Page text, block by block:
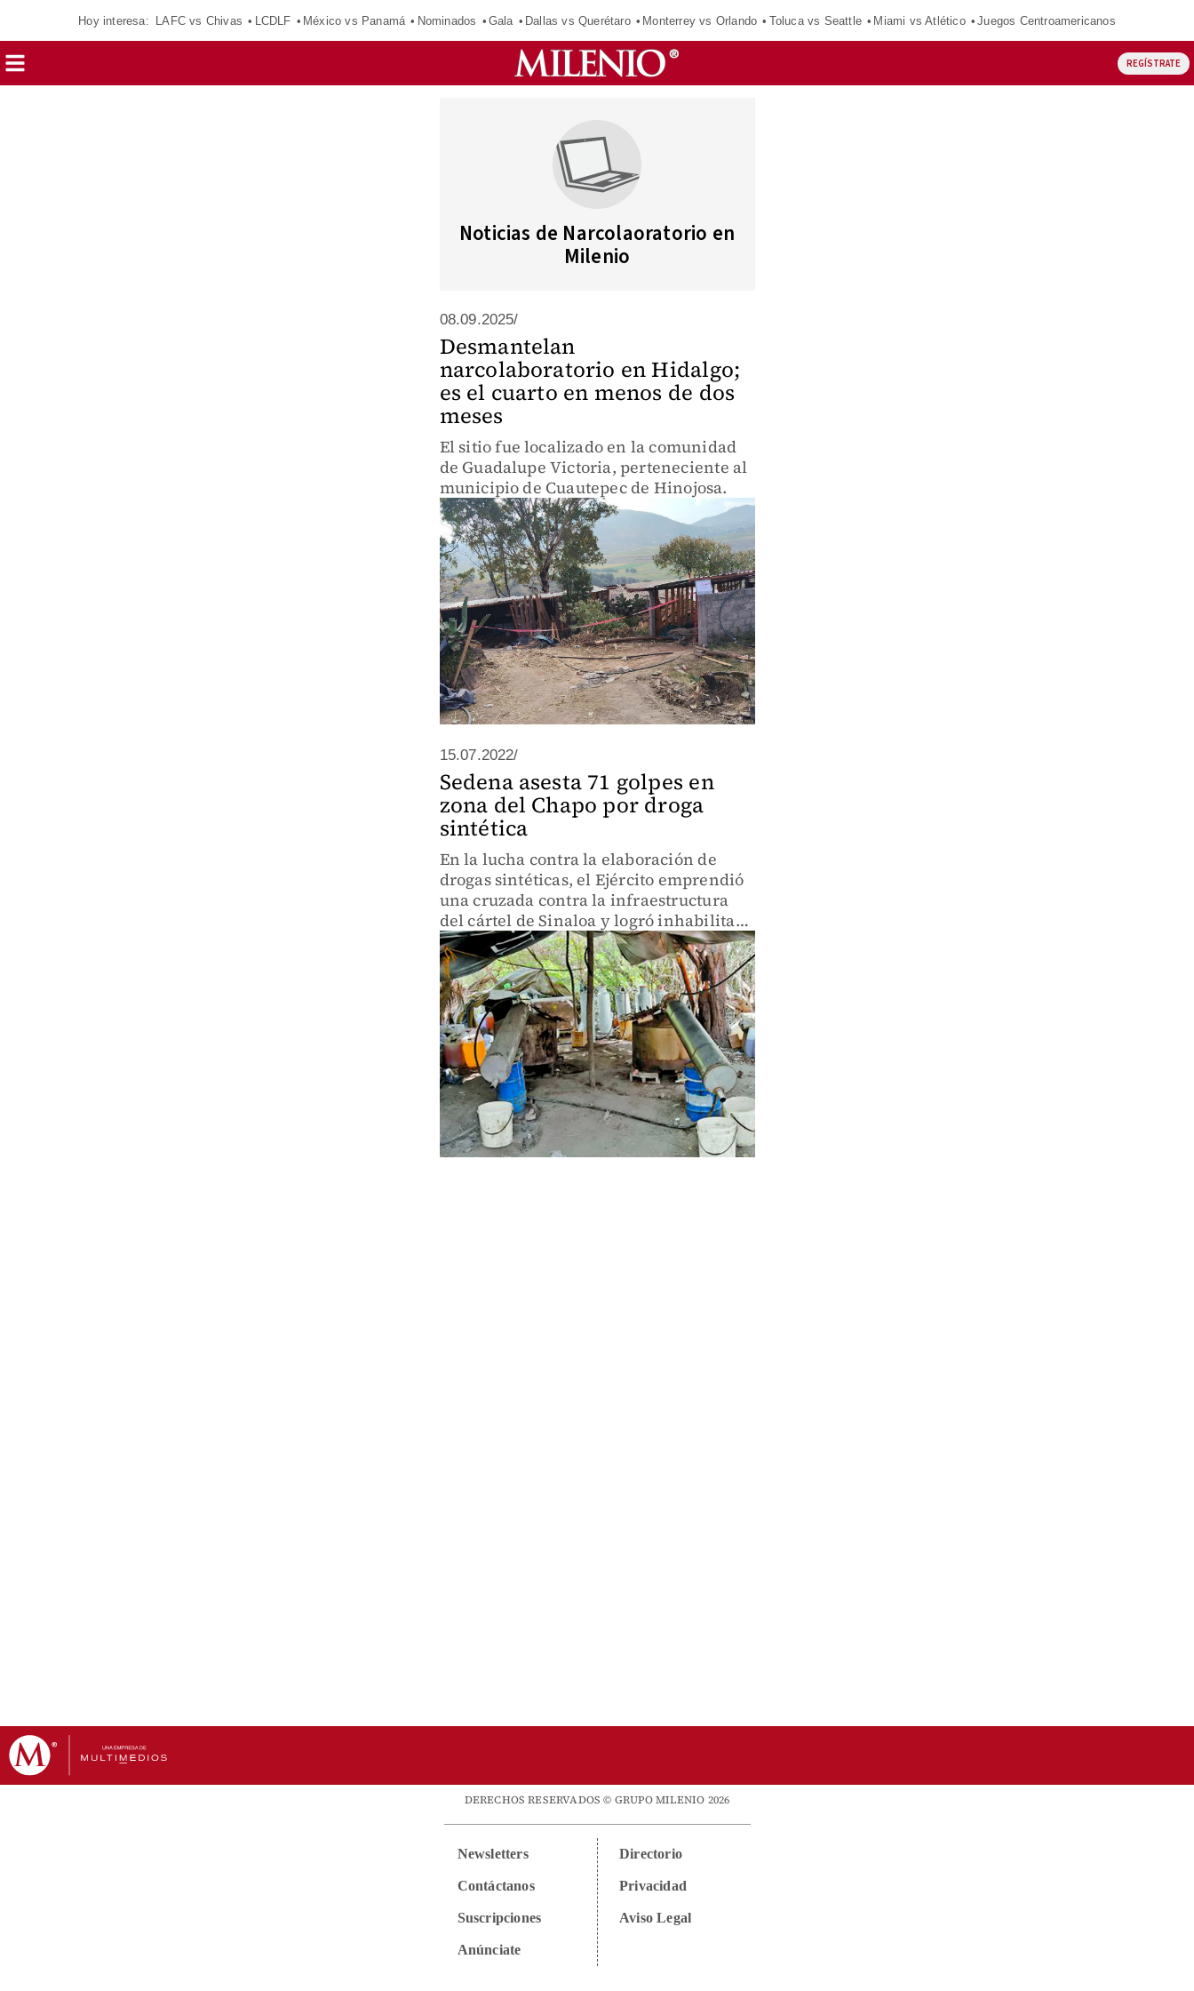
Hoy interesa: LAFC vs Chivas LCDLF México vs Panamá Nominados Gala Dallas vs Querétaro Monterrey vs Orlando Toluca vs Seattle Miami vs Atlético Juegos Centroamericanos
REGÍSTRATE
Noticias de Narcolaoratorio en
Milenio
08.09.2025/
Desmantelan
narcolaboratorio en Hidalgo;
es el cuarto en menos de dos
meses
El sitio fue localizado en la comunidad
de Guadalupe Victoria, perteneciente al
municipio de Cuautepec de Hinojosa.
15.07.2022/
Sedena asesta 71 golpes en
zona del Chapo por droga
sintética
En la lucha contra la elaboración de
drogas sintéticas, el Ejército emprendió
una cruzada contra la infraestructura
del cártel de Sinaloa y logró inhabilitar
por lo menos 71 narcolaboratorios solo
en junio.
DERECHOS RESERVADOS © GRUPO MILENIO 2026
Newsletters
Contáctanos
Suscripciones
Anúnciate
Directorio
Privacidad
Aviso Legal